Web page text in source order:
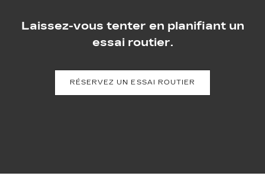
Laissez-vous tenter en planifiant un
essai routier.
RÉSERVEZ UN ESSAI ROUTIER